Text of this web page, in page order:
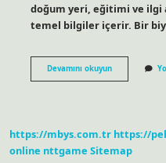
doğum yeri, eğitimi ve ilgi
temel bilgiler içerir. Bir
Devamını okuyunBiyografi
Nedir
https://mbys.com.tr https://
online nttgame Sitemap